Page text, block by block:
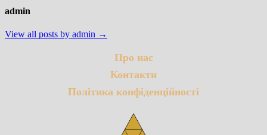
admin
View all posts by admin →
Про нас
Контакти
Політика конфіденційності